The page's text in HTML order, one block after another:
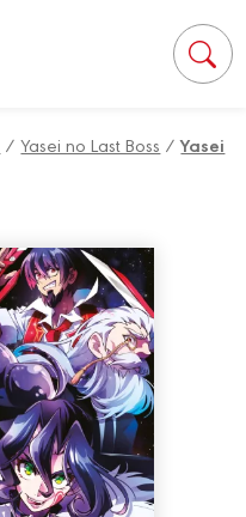
/Yasei no Last Boss /Yasei